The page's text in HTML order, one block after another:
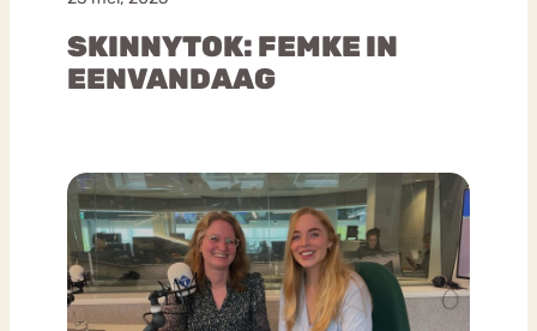
SKINNYTOK: FEMKE IN
EENVANDAAG